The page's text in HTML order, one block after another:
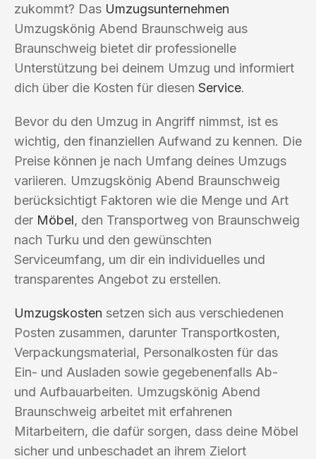
zukommt? Das Umzugsunternehmen
Umzugskönig Abend Braunschweig aus
Braunschweig bietet dir professionelle
Unterstützung bei deinem Umzug und informiert
dich über die Kosten für diesen Service.
Bevor du den Umzug in Angriff nimmst, ist es
wichtig, den finanziellen Aufwand zu kennen. Die
Preise können je nach Umfang deines Umzugs
variieren. Umzugskönig Abend Braunschweig
berücksichtigt Faktoren wie die Menge und Art
der Möbel, den Transportweg von Braunschweig
nach Turku und den gewünschten
Serviceumfang, um dir ein individuelles und
transparentes Angebot zu erstellen.
Umzugskosten setzen sich aus verschiedenen
Posten zusammen, darunter Transportkosten,
Verpackungsmaterial, Personalkosten für das
Ein- und Ausladen sowie gegebenenfalls Ab-
und Aufbauarbeiten. Umzugskönig Abend
Braunschweig arbeitet mit erfahrenen
Mitarbeitern, die dafür sorgen, dass deine Möbel
sicher und unbeschadet an ihrem Zielort